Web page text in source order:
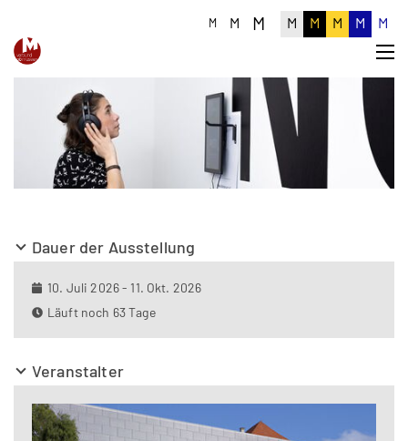
M M M M M M M M
Dauer der Ausstellung
10. Juli 2026 - 11. Okt. 2026
Läuft noch 63 Tage
Veranstalter